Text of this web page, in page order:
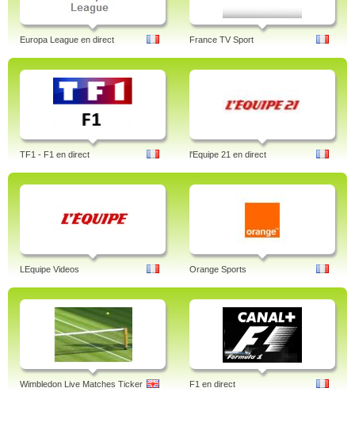
Europa League en direct France TV Sport
TF1 - F1 en direct l'Equipe 21 en direct
LEquipe Videos Orange Sports
Wimbledon Live Matches Ticker F1 en direct